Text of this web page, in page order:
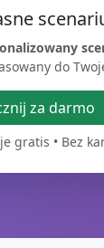
do
za darmo
gratis • Bez